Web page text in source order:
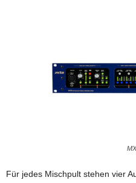
Für jedes Mischpult stehen vier